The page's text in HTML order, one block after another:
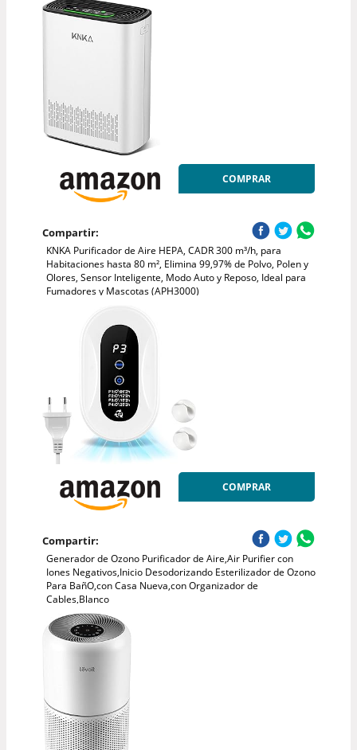
COMPRAR
Compartir:
KNKA Purificador de Aire HEPA, CADR 300 m³/h, para
Habitaciones hasta 80 m², Elimina 99,97% de Polvo, Polen y
Olores, Sensor Inteligente, Modo Auto y Reposo, Ideal para
Fumadores y Mascotas (APH3000)
COMPRAR
Compartir:
Generador de Ozono Purificador de Aire,Air Purifier con
Iones Negativos,Inicio Desodorizando Esterilizador de Ozono
Para BañO,con Casa Nueva,con Organizador de
Cables,Blanco